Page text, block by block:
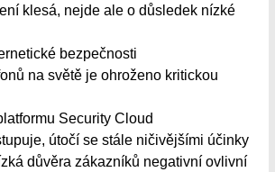
klesá, nejde ale o důsledek nízké
bezpečnosti
na světě je ohroženo kritickou
Security Cloud
útočí se stále ničivějšími účinky
důvěra zákazníků negativní ovlivní